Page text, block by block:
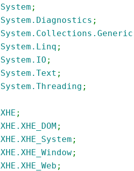
System ;
System.Diagnostics ;
System.Collections.Generic
System.Linq ;
System.IO ;
System.Text ;
System.Threading ;
XHE ;
XHE.XHE_DOM ;
XHE.XHE_System ;
XHE.XHE_Window;
XHE.XHE_Web ;